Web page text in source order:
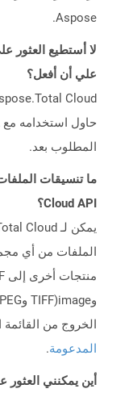
Aspose.
علي أن أفعل؟
المطلوب بعد.
Cloud API؟
الملفات من أي
الخروج من القائمة
المدعومة.
أين يمكنني